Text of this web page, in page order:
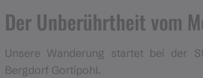
Der Unberührtheit vom
Unsere Wanderung startet bei der
Bergdorf Gortipohl.